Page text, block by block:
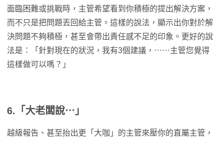
面臨困難或挑戰時，主管希望看到你積極的提出解決方案，
而不只是把問題丟回給主管。這樣的說法，顯示出你對於解
決問題不夠積極，甚至會帶出責任感不足的印象。更好的說
法是：「針對現在的狀況，我有3個建議，⋯⋯主管您覺得
這樣做可以嗎？」
6.「大老闆說⋯」
越級報告、甚至抬出更「大咖」的主管來壓你的直屬主管，